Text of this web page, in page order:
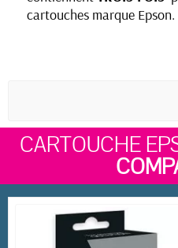
cartouches marque Epson.
CARTOUCHE